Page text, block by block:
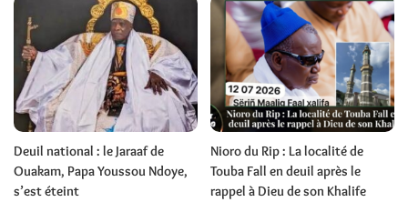
Deuil national : le Jaraaf de
Ouakam, Papa Youssou Ndoye,
s’est éteint
Nioro du Rip : La localité de
Touba Fall en deuil après le
rappel à Dieu de son Khalife